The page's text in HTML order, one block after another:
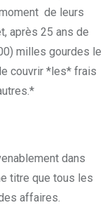
de leurs
après 25 ans de
milles gourdes le
couvrir *les* frais
dans
titre que tous les
affaires.